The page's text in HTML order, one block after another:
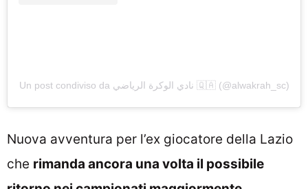
Un post condiviso da نادي الوكرة الرياضي 🇶🇦 (@alwakrah_sc)
Nuova avventura per l’ex giocatore della Lazio
che rimanda ancora una volta il possibile